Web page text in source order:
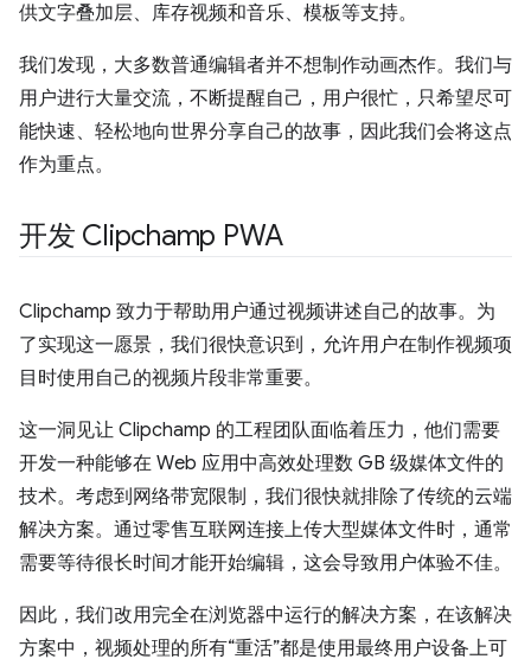
供文字叠加层、库存视频和音乐、模板等支持。
我们发现，大多数普通编辑者并不想制作动画杰作。我们与
用户进行大量交流，不断提醒自己，用户很忙，只希望尽可
能快速、轻松地向世界分享自己的故事，因此我们会将这点
作为重点。
开发 Clipchamp PWA
Clipchamp 致力于帮助用户通过视频讲述自己的故事。为
了实现这一愿景，我们很快意识到，允许用户在制作视频项
目时使用自己的视频片段非常重要。
这一洞见让 Clipchamp 的工程团队面临着压力，他们需要
开发一种能够在 Web 应用中高效处理数 GB 级媒体文件的
技术。考虑到网络带宽限制，我们很快就排除了传统的云端
解决方案。通过零售互联网连接上传大型媒体文件时，通常
需要等待很长时间才能开始编辑，这会导致用户体验不佳。
因此，我们改用完全在浏览器中运行的解决方案，在该解决
方案中，视频处理的所有“重活”都是使用最终用户设备上可